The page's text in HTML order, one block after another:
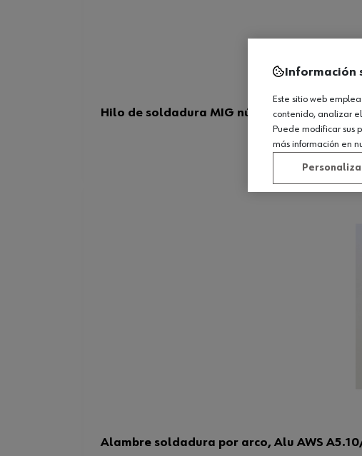
Hilo de soldadura MIG núcleo fundente sin
Alambre soldadura por arco, Alu AWS
Información
Este sitio web
contenido, analizar
Puede modificar sus
más información en